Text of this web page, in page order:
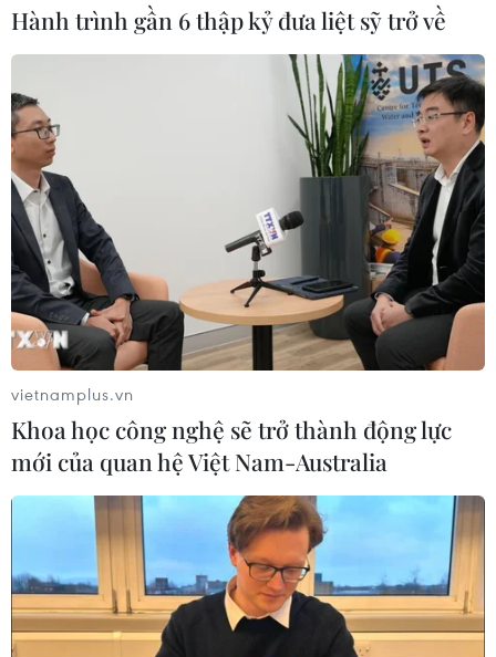
Hành trình gần 6 thập kỷ đưa liệt sỹ trở về
vietnamplus.vn
Khoa học công nghệ sẽ trở thành động lực
mới của quan hệ Việt Nam-Australia